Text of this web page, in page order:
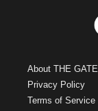
About THE GATE
Privacy Policy
Terms of Service